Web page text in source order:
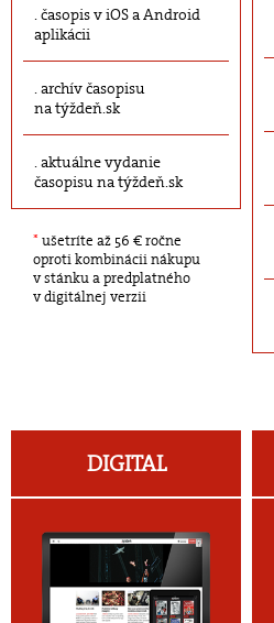
časopis v iOS a Android
aplikácii
archív časopisu
na týždeň.sk
aktuálne vydanie
časopisu na týždeň.sk
* ušetríte až 56 € ročne
oproti kombinácii nákupu
v stánku a predplatného
v digitálnej verzii
DIGITAL